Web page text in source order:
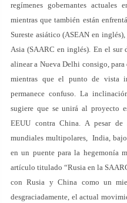
regímenes gobernantes
mientras que también están
Sureste asiático (ASEAN en
Asia (SAARC en inglés). En el sur
alinear a Nueva Delhi consigo,
mientras que el punto de vista
permanece confuso. La
sugiere que se unirá al proyecto
EEUU contra China. A pesar
mundiales multipolares, India,
en un puente para la hegemonía
artículo titulado “Rusia en la
con Rusia y China como un
desgraciadamente, el actual